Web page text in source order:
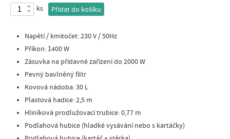
ks Přidat do košíku
Napětí / kmitočet: 230 V / 50Hz
Příkon: 1400 W
Zásuvka na přídavné zařízení do 2000 W
Pevný bavlněný filtr
Kovová nádoba: 30 L
Plastová hadice: 2,5 m
Hliníková prodlužovací trubice: 0,77 m
Podlahová hubice (hladké vysávání nebo s kartáčky)